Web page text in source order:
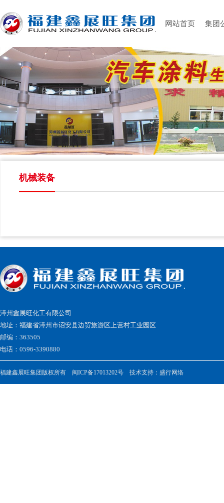
网站首页 集团
机械装备
漳州鑫展旺化工有限公司
地址：福建省漳州市诏安县边贸旅游区上营村工业园区
邮编：363505
电话：0596-3390880
福建鑫展旺集团版权所有 闽ICP备17013202号 技术支持： 盛行网络